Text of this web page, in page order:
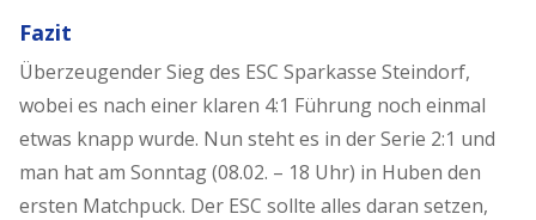
Fazit
Überzeugender Sieg des ESC Sparkasse Steindorf,
wobei es nach einer klaren 4:1 Führung noch einmal
etwas knapp wurde. Nun steht es in der Serie 2:1 und
man hat am Sonntag (08.02. – 18 Uhr) in Huben den
ersten Matchpuck. Der ESC sollte alles daran setzen,